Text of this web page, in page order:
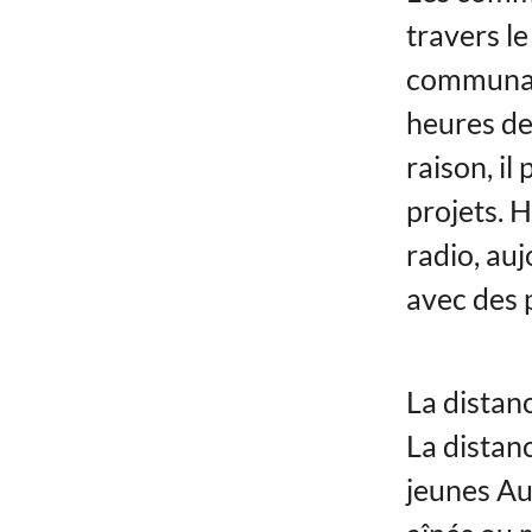
travers
heures
raison, il
projets.
radio,
avec des
La
La
jeunes